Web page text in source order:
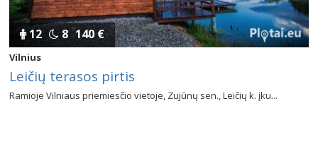
12 8 140 €
Vilnius
Leičių terasos pirtis
Ramioje Vilniaus priemiesčio vietoje, Zujūnų sen., Leičių k. įku...